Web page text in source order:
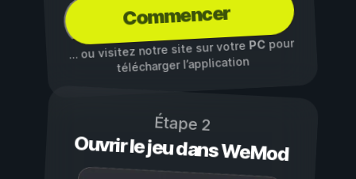
Commencer
… ou visitez notre site sur votre PCpour
télécharger l’application
Étape 2
Ouvrir le jeu dans WeMod